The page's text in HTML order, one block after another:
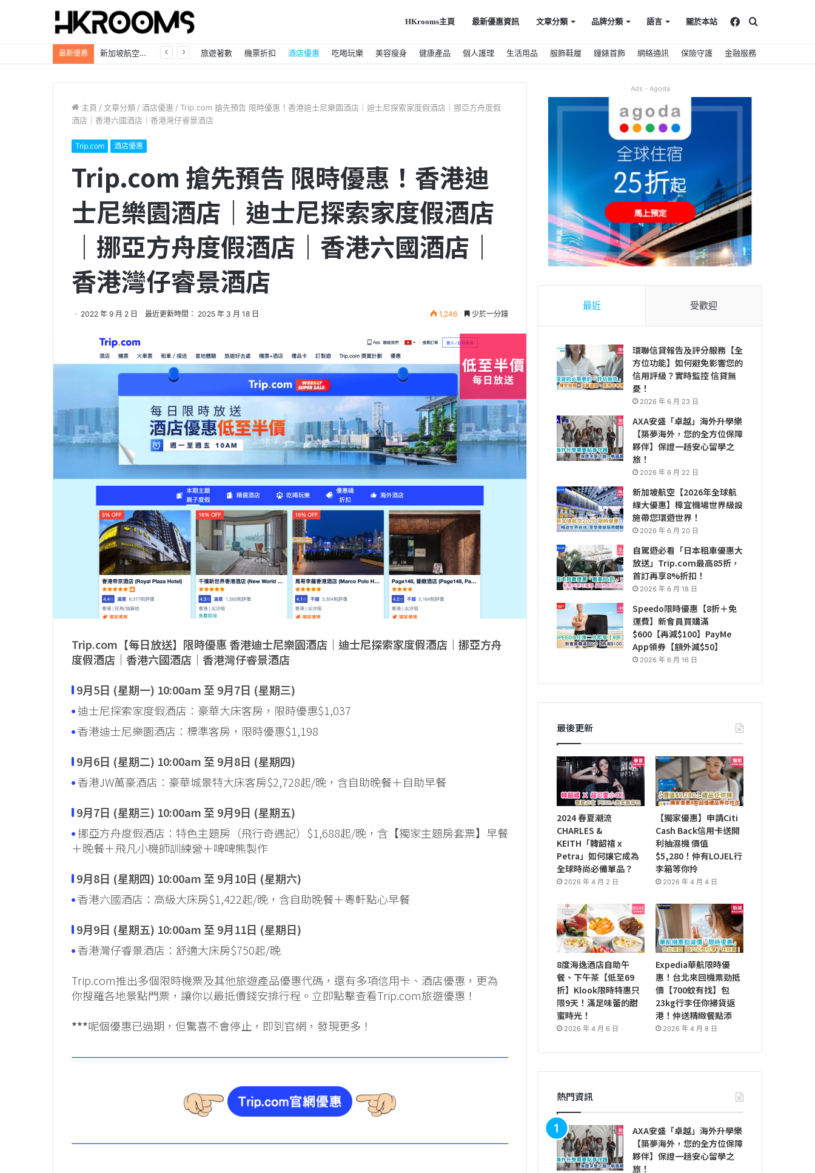
HKrooms主頁 最新優惠資訊 文章分類 品牌分類 語言 關於本站 搜
尋
Facebook
最新優惠 新加坡航空【2026年全球航線大優惠】樟宜機場世界級設施帶您環遊世界！ 旅遊著數 機票折扣 酒店優惠 吃喝玩樂 美容瘦身 健康產品 個人護理 生活用品 服飾鞋履 鐘錶首飾 網絡通訊 保險守護 金融服務
主頁 / 文章分類 / 酒店優惠 / Trip.com 搶先預告 限時優惠！香港迪士尼樂園酒店｜迪士尼探索家度假酒店｜挪亞方舟度假
酒店｜香港六國酒店｜香港灣仔睿景酒店
Trip.com 酒店優惠
Trip.com 搶先預告 限時優惠！香港迪
士尼樂園酒店｜迪士尼探索家度假酒店
｜挪亞方舟度假酒店｜香港六國酒店｜
香港灣仔睿景酒店
2022 年 9 月 2 日 最近更新時間： 2025 年 3 月 18 日 1,246 少於一分鐘
Trip.com【每日放送】 限時優惠香港迪士尼樂園酒店｜迪士尼探索家度假酒店｜挪亞方舟
度假酒店｜香港六國酒店｜香港灣仔睿景酒店
9月5日 (星期一) 10:00am 至 9月7日 (星期三)
迪士尼探索家度假酒店：豪華大床客房，限時優惠$1,037
香港迪士尼樂園酒店：標準客房，限時優惠$1,198
9月6日 (星期二) 10:00am 至 9月8日 (星期四)
香港JW萬豪酒店：豪華城景特大床客房$2,728起/晚，含自助晚餐＋自助早餐
9月7日 (星期三) 10:00am 至 9月9日 (星期五)
挪亞方舟度假酒店：特色主題房（飛行奇遇記）$1,688起/晚，含【獨家主題房套票】早餐
＋晚餐＋飛凡小機師訓練營＋啤啤熊製作
9月8日 (星期四) 10:00am 至 9月10日 (星期六)
香港六國酒店：高級大床房$1,422起/晚，含自助晚餐＋粵軒點心早餐
9月9日 (星期五) 10:00am 至 9月11日 (星期日)
香港灣仔睿景酒店：舒適大床房$750起/晚
Trip.com推出多個限時機票及其他旅遊產品優惠代碼，還有多項信用卡、酒店優惠，更為
你搜羅各地景點門票，讓你以最抵價錢安排行程。立即點擊查看Trip.com旅遊優惠！
***呢個優惠已過期，但驚喜不會停止，即到官網，發現更多！
Ads - Agoda
最近 受歡迎
環聯信貸報告及評分服務【全
方位功能】如何避免影響您的
信用評級？實時監控 信貸無
憂！
2026 年 6 月 23 日
AXA安盛「卓越」海外升學樂
【築夢海外，您的全方位保障
夥伴】保證一趟安心留學之
旅！
2026 年 6 月 22 日
新加坡航空【2026年全球航
線大優惠】樟宜機場世界級設
施帶您環遊世界！
2026 年 6 月 20 日
自駕遊必看「日本租車優惠大
放送」Trip.com最高85折，
首訂再享8%折扣！
2026 年 6 月 18 日
Speedo限時優惠【8折＋免
運費】新會員買購滿
$600【再減$100】PayMe
App領券【額外減$50】
2026 年 6 月 16 日
最後更新
2024 春夏潮流
CHARLES &
KEITH「韓韶禧 x
Petra」如何讓它成為
全球時尚必備單品？
2026 年 4 月 2 日
【獨家優惠】申請Citi
Cash Back信用卡送開
利抽濕機 價值
$5,280！仲有LOJEL行
李箱等你拎
2026 年 4 月 4 日
8度海逸酒店自助午
餐、下午茶【低至69
折】Klook限時特惠只
限9天！滿足味蕾的甜
蜜時光！
2026 年 4 月 6 日
Expedia華航限時優
惠！台北來回機票勁抵
價【700蚊有找】包
23kg行李任你掃貨返
港！仲送精緻餐點添
2026 年 4 月 8 日
熱門資訊
AXA安盛「卓越」海外升學樂
【築夢海外，您的全方位保障
夥伴】保證一趟安心留學之
旅！